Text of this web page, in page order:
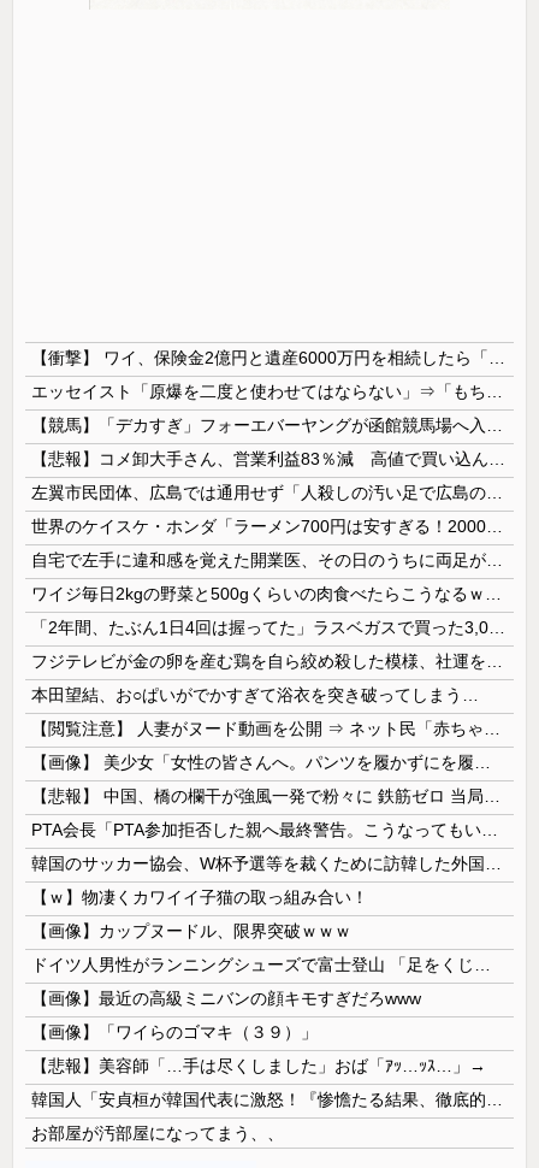
本田望結、お○ぱいがでかすぎて浴衣を突き破ってしまう…
【ｗ】物凄くカワイイ子猫の取っ組み合い！
【画像】カップヌードル、限界突破ｗｗｗ
【画像】最近の高級ミニバンの顔キモすぎだろwww
【画像】「ワイらのゴマキ（３９）」
【悲報】美容師「…手は尽くしました」おば「ｱｯ…ｯｽ…」→
お部屋が汚部屋になってまう、、